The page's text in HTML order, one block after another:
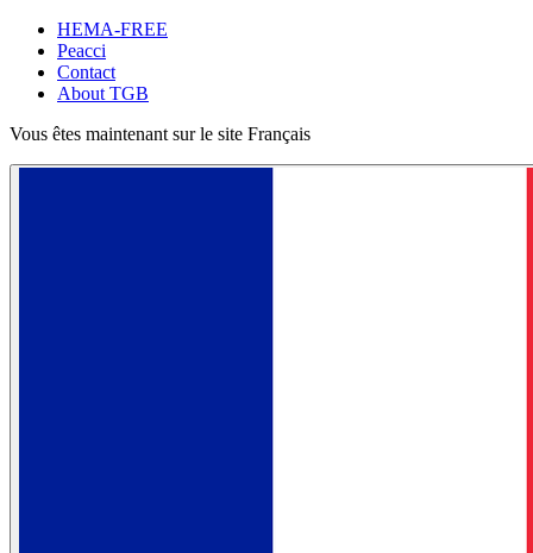
HEMA-FREE
Peacci
Contact
About TGB
Vous êtes maintenant sur le site Français